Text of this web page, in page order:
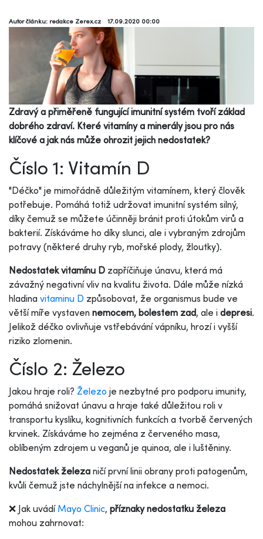
Autor článku: redakce Zerex.cz 17.09.2020 00:00
Zdravý a přiměřeně fungující imunitní systém tvoří základ
dobrého zdraví. Které vitamíny a minerály jsou pro nás
klíčové a jak nás může ohrozit jejich nedostatek?
Číslo 1: Vitamín D
"Déčko" je mimořádně důležitým vitamínem, který člověk
potřebuje. Pomáhá totiž udržovat imunitní systém silný,
díky čemuž se můžete účinněji bránit proti útokům virů a
bakterií. Získáváme ho díky slunci, ale i vybraným zdrojům
potravy (některé druhy ryb, mořské plody, žloutky).
Nedostatek vitamínu D zapříčiňuje únavu, která má
závažný negativní vliv na kvalitu života. Dále může nízká
hladina vitaminu D způsobovat, že organismus bude ve
větší míře vystaven nemocem, bolestem zad, ale i depresi.
Jelikož déčko ovlivňuje vstřebávání vápníku, hrozí i vyšší
riziko zlomenin.
Číslo 2: Železo
Jakou hraje roli? Železo je nezbytné pro podporu imunity,
pomáhá snižovat únavu a hraje také důležitou roli v
transportu kyslíku, kognitivních funkcích a tvorbě červených
krvinek. Získáváme ho zejména z červeného masa,
oblíbeným zdrojem u veganů je quinoa, ale i luštěniny.
Nedostatek železa ničí první linii obrany proti patogenům,
kvůli čemuž jste náchylnější na infekce a nemoci.
❌ Jak uvádí Mayo Clinic, příznaky nedostatku železa
mohou zahrnovat: